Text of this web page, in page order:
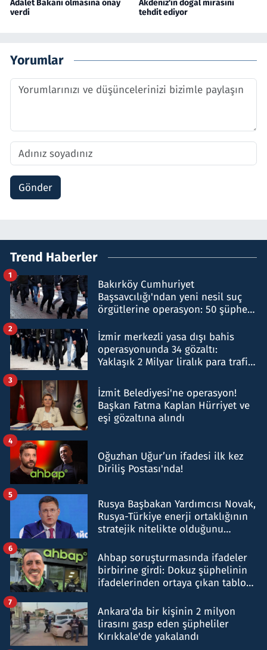
Adalet Bakanı olmasına onay
verdi
Akdeniz'in doğal mirasını
tehdit ediyor
Yorumlar
Gönder
Trend Haberler
Bakırköy Cumhuriyet
Başsavcılığı'ndan yeni nesil suç
örgütlerine operasyon: 50 şüpheli
1
İzmir merkezli yasa dışı bahis
operasyonunda 34 gözaltı:
Yaklaşık 2 Milyar liralık para trafiği
2
İzmit Belediyesi'ne operasyon!
Başkan Fatma Kaplan Hürriyet ve
eşi gözaltına alındı
3
Oğuzhan Uğur’un ifadesi ilk kez
Diriliş Postası'nda!
4
Rusya Başbakan Yardımcısı Novak,
Rusya-Türkiye enerji ortaklığının
stratejik nitelikte olduğunu
5
Ahbap soruşturmasında ifadeler
birbirine girdi: Dokuz şüphelinin
ifadelerinden ortaya çıkan tablo
6
Ankara'da bir kişinin 2 milyon
lirasını gasp eden şüpheliler
Kırıkkale'de yakalandı
7